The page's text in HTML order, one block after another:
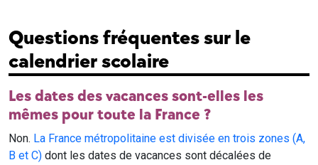
Questions fréquentes sur le
calendrier scolaire
Les dates des vacances sont-elles les
mêmes pour toute la France ?
Non. La France métropolitaine est divisée en trois zones (A,
B et C) dont les dates de vacances sont décalées de